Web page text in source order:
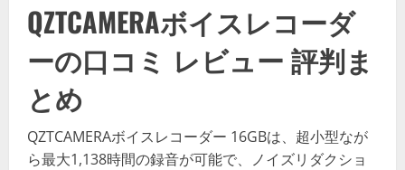
QZTCAMERAボイスレコーダ
ーの口コミ レビュー 評判ま
とめ
QZTCAMERAボイスレコーダー 16GBは、超小型なが
ら最大1,138時間の録音が可能で、ノイズリダクショ